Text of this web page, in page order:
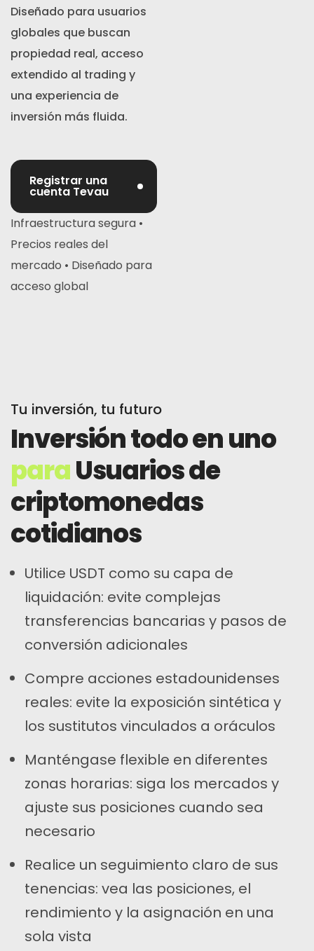
Diseñado para usuarios
globales que buscan
propiedad real, acceso
extendido al trading y
una experiencia de
inversión más fluida.
Registrar una
cuenta Tevau
Infraestructura segura •
Precios reales del
mercado • Diseñado para
acceso global
Tu inversión, tu futuro
Inversión todo en uno
paraUsuarios de
criptomonedas
cotidianos
Utilice USDT como su capa de
liquidación: evite complejas
transferencias bancarias y pasos de
conversión adicionales
Compre acciones estadounidenses
reales: evite la exposición sintética y
los sustitutos vinculados a oráculos
Manténgase flexible en diferentes
zonas horarias: siga los mercados y
ajuste sus posiciones cuando sea
necesario
Realice un seguimiento claro de sus
tenencias: vea las posiciones, el
rendimiento y la asignación en una
sola vista